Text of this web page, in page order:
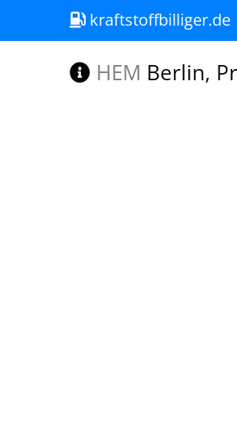
kraftstoffbilliger.de
HEM Berlin,